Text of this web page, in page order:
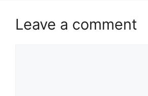
Leave a comment